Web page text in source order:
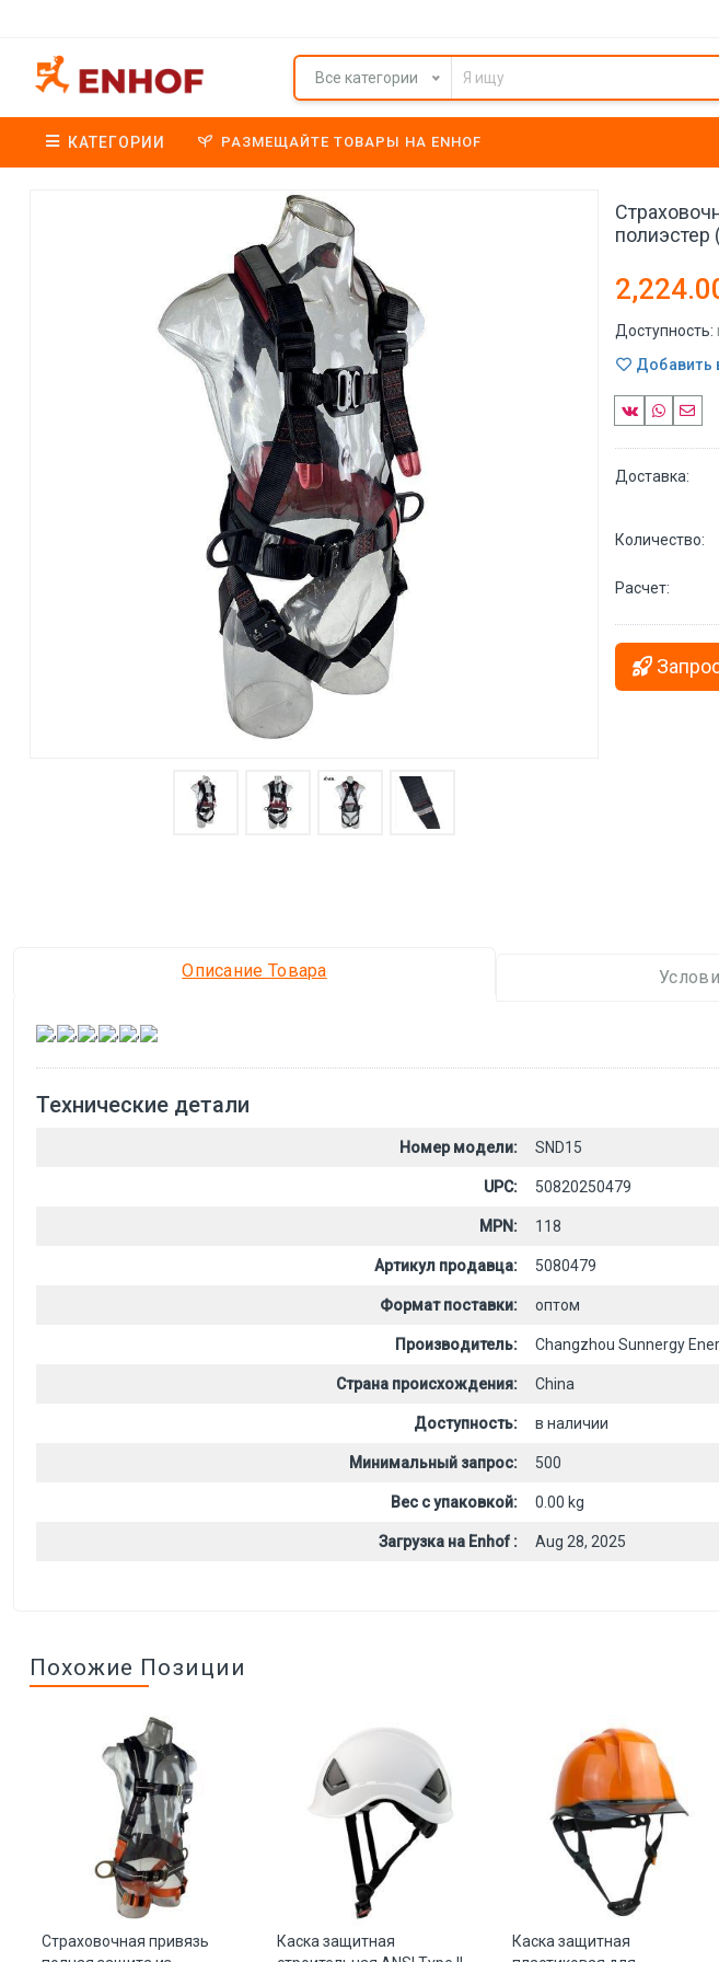
Все категории
КАТЕГОРИИ РАЗМЕЩАЙТЕ ТОВАРЫ НА ENHOF
полиэстер
Доступность:
Добавить
Доставка:
Количество:
Расчет:
Описание Товара
, , , , ,
Технические детали
Номер модели: SND15
UPC: 50820250479
MPN: 118
Артикул продавца: 5080479
Формат поставки: оптом
Производитель: Changzhou Sunnergy
Страна происхождения: China
Доступность: в наличии
Минимальный запрос: 500
Вес с упаковкой: 0.00 kg
Загрузка на Enhof : Aug 28, 2025
Похожие Позиции
Страховочная привязь
Каска защитная
Каска защитная